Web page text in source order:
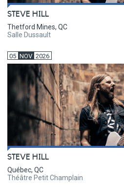
STEVE HILL
Thetford Mines, QC
Salle Dussault
05 NOV 2026
STEVE HILL
Québec, QC
Théâtre Petit Champlain